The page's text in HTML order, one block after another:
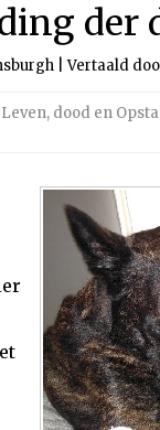
der
| Vertaald
Leven, dood en